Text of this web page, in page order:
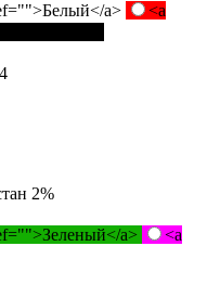
a>
<a
2%
a>
<a